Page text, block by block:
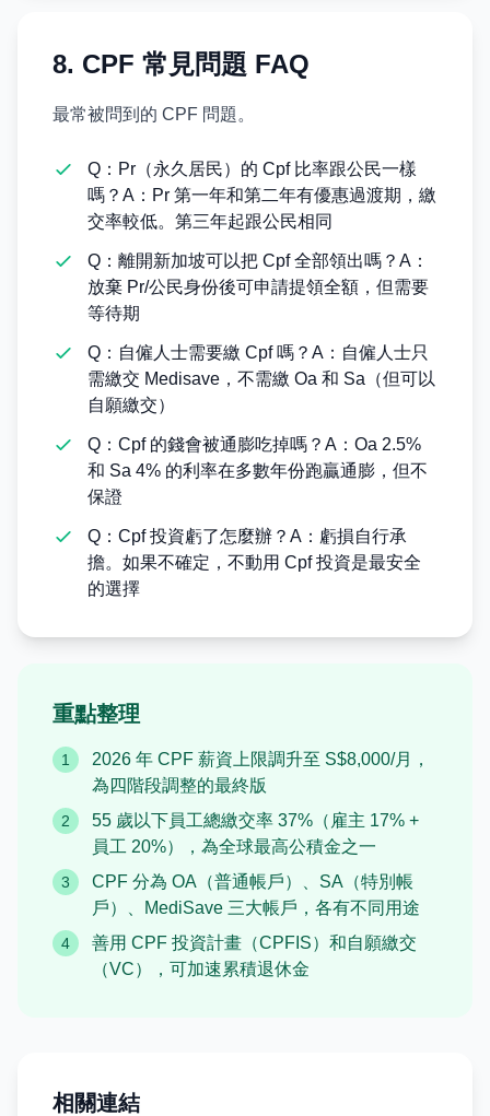
8. CPF 常見問題 FAQ
最常被問到的 CPF 問題。
Q：Pr（永久居民）的 Cpf 比率跟公民一樣
嗎？A：Pr 第一年和第二年有優惠過渡期，繳
交率較低。第三年起跟公民相同
Q：離開新加坡可以把 Cpf 全部領出嗎？A：
放棄 Pr/公民身份後可申請提領全額，但需要
等待期
Q：自僱人士需要繳 Cpf 嗎？A：自僱人士只
需繳交 Medisave，不需繳 Oa 和 Sa（但可以
自願繳交）
Q：Cpf 的錢會被通膨吃掉嗎？A：Oa 2.5%
和 Sa 4% 的利率在多數年份跑贏通膨，但不
保證
Q：Cpf 投資虧了怎麼辦？A：虧損自行承
擔。如果不確定，不動用 Cpf 投資是最安全
的選擇
重點整理
1
2026 年 CPF 薪資上限調升至 S$8,000/月，
為四階段調整的最終版
2
55 歲以下員工總繳交率 37%（雇主 17% +
員工 20%），為全球最高公積金之一
3
CPF 分為 OA（普通帳戶）、SA（特別帳
戶）、MediSave 三大帳戶，各有不同用途
4
善用 CPF 投資計畫（CPFIS）和自願繳交
（VC），可加速累積退休金
相關連結